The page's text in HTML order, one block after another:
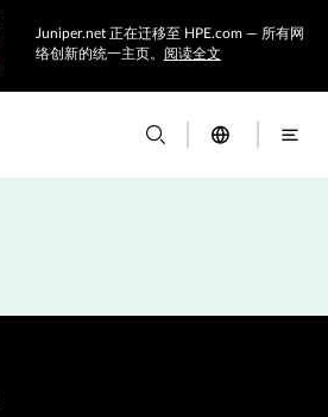
Juniper.net 正在迁移至 HPE.com — 所有网
络创新的统一主页。 阅读全文